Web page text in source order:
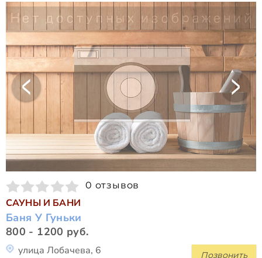
0 отзывов
САУНЫ И БАНИ
Баня У Гуньки
800 - 1200 руб.
Позвонить
улица Лобачева, 6